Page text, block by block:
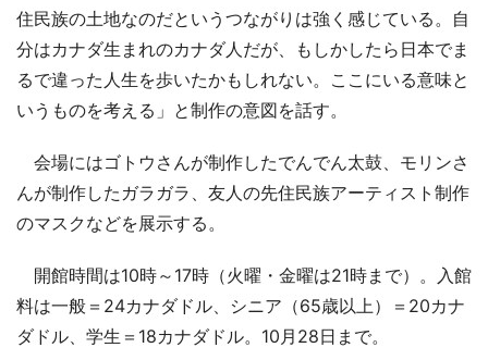
住民族の土地なのだというつながりは強く感じている。自
分はカナダ生まれのカナダ人だが、もしかしたら日本でま
るで違った人生を歩いたかもしれない。ここにいる意味と
いうものを考える」と制作の意図を話す。
会場にはゴトウさんが制作したでんでん太鼓、モリンさ
んが制作したガラガラ、友人の先住民族アーティスト制作
のマスクなどを展示する。
開館時間は10時～17時（火曜・金曜は21時まで）。入館
料は一般＝24カナダドル、シニア（65歳以上）＝20カナ
ダドル、学生＝18カナダドル。10月28日まで。